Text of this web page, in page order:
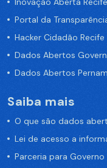
Portal da
Hacker Cidadão Recife
Dados Abertos
Dados Abertos
Saiba mais
O que são dados
Lei de acesso a
Parceria para